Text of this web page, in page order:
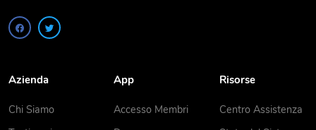
Azienda
Chi Siamo
App
Accesso Membri
Risorse
Centro Assistenza